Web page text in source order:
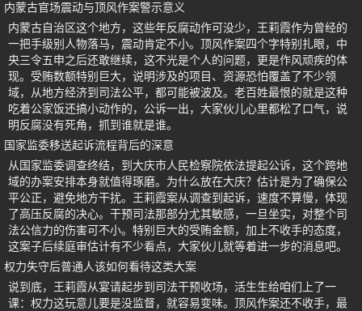
内蒙古官场震动与顶风作案警示意义
内蒙古自治区这个地方，这些年反腐动作可没少，王莉霞作为曾经的
一把手级别人物落马，震动肯定不小。顶风作案四个字特别扎眼，中
央三令五申之后还敢继续，这不光是个人的问题，更是作风顽疾的体
现。受贿数额特别巨大，说明涉及的项目、资源恐怕覆盖了不少领
域，从地方经济到司法公平，都可能被波及。老百姓最恨的就是这种
吃着公家饭还搞小动作的，公诉一出，大家伙儿心里都松了口气，说
明反腐没有死角，抓到谁就是谁。
国家监委移送起诉流程背后的深意
从国家监委调查终结，到大庆市人民检察院依法提起公诉，这个跨地
域的办案安排本身就值得琢磨。为什么放在大庆？估计是为了确保公
平公正，避免地方干扰。王莉霞案从调查到起诉，速度不算慢，体现
了高压反腐的决心。干预司法那部分尤其敏感，一旦坐实，对整个司
法公信力的伤害可不小。特别巨大的受贿金额，加上不收手的态度，
这案子后续庭审估计有不少看点，大家伙儿就等着进一步的消息吧。
权力失守后普通人该如何看待这类大案
说到底，王莉霞从宴请起步到司法干预收场，活生生给咱们上了一
课：权力这玩意儿要是没监督，就容易变味。顶风作案还不收手，最